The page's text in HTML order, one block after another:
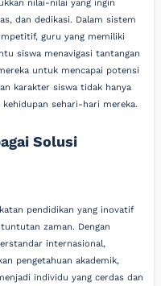
nilai-nilai yang ingin
dan dedikasi. Dalam sistem
guru yang memiliki
siswa menavigasi tantangan
untuk mencapai potensi
karakter siswa tidak hanya
sehari-hari mereka.
Solusi
pendidikan yang inovatif
zaman. Dengan
internasional,
pengetahuan akademik,
individu yang cerdas dan